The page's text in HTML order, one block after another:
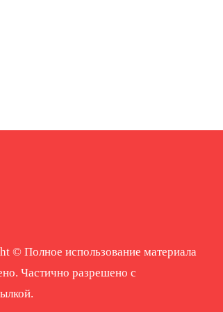
© Полное использование материала
Частично разрешено с